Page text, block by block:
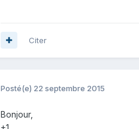
Citer
Posté(e) 22 septembre 2015
Bonjour,